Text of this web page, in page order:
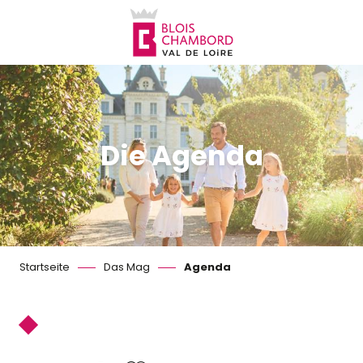
principal
Die Agenda
Startseite Das Mag Agenda